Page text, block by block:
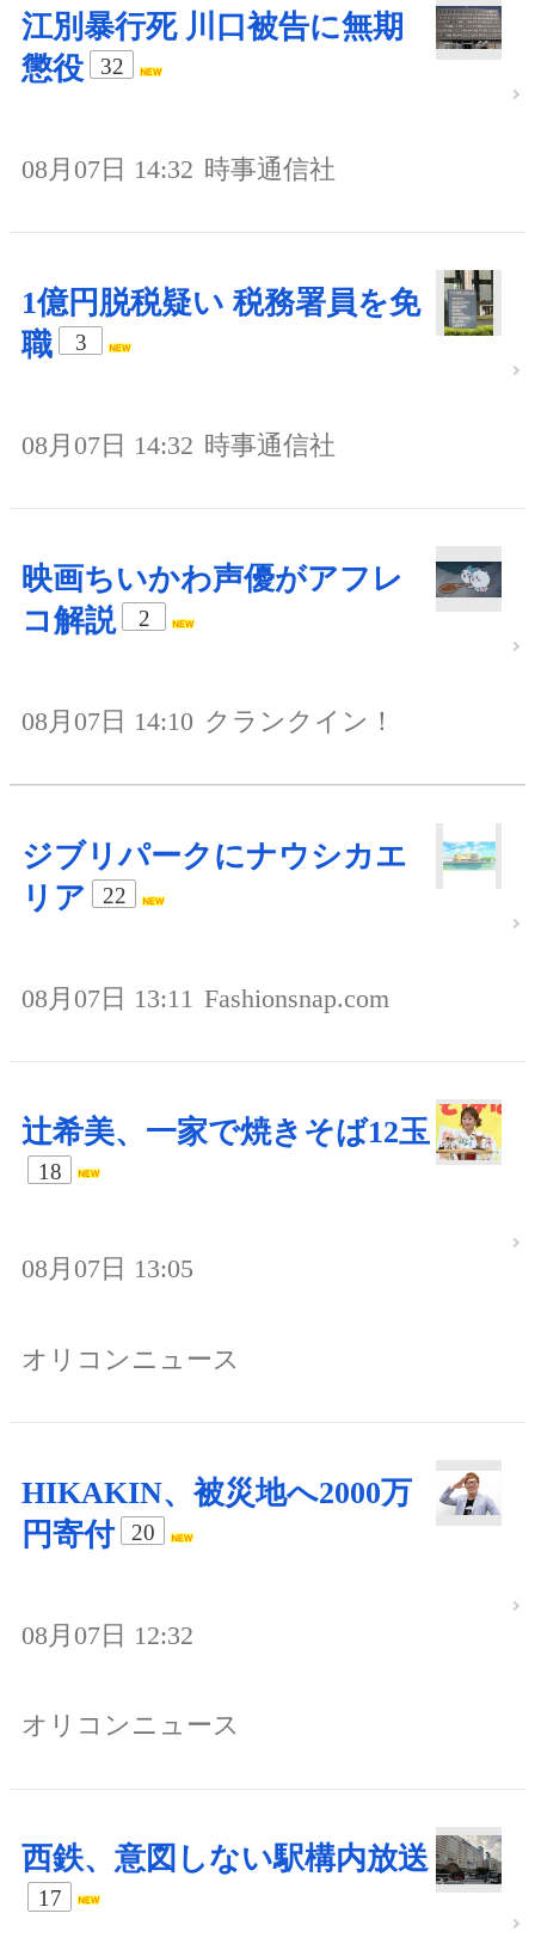
江別暴行死 川口被告に無期
懲役
32
08月07日 14:32 時事通信社
1億円脱税疑い 税務署員を免
職
3
08月07日 14:32 時事通信社
映画ちいかわ声優がアフレ
コ解説
2
08月07日 14:10 クランクイン！
ジブリパークにナウシカエ
リア
22
08月07日 13:11 Fashionsnap.com
辻希美、一家で焼きそば12玉
18
08月07日 13:05
オリコンニュース
HIKAKIN、被災地へ2000万
円寄付
20
08月07日 12:32
オリコンニュース
西鉄、意図しない駅構内放送
17